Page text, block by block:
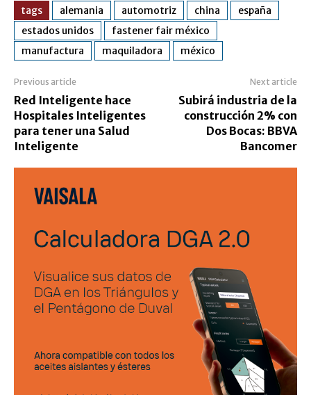
tags alemania automotriz china
españa
estados unidos
fastener fair méxico
manufactura
maquiladora méxico
Previous article
Red Inteligente hace
Hospitales Inteligentes
para tener una Salud
Inteligente
Next article
Subirá industria de la
construcción 2% con
Dos Bocas: BBVA
Bancomer